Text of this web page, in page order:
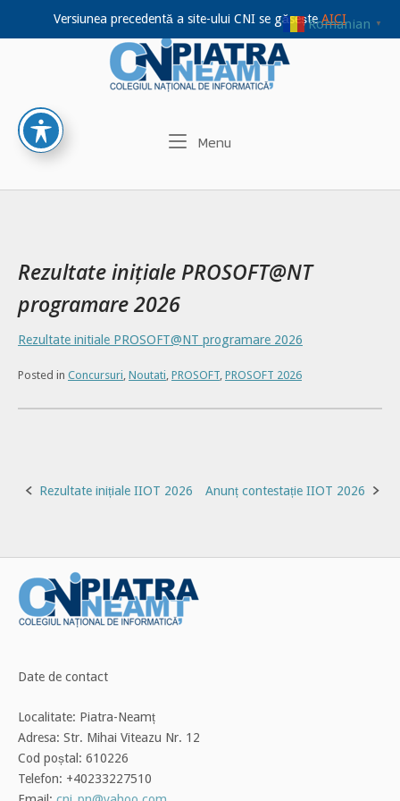
Versiunea precedentă a site-ului CNI se găseșteAICI
Home
Menu
Rezultate inițiale PROSOFT@NT
programare 2026
Rezultate initiale PROSOFT@NT programare 2026
Posted in Concursuri, Noutati, PROSOFT, PROSOFT 2026
Post
Rezultate inițiale IIOT 2026 Anunț contestație IIOT 2026
Date de contact
Localitate: Piatra-Neamț
Adresa: Str. Mihai Viteazu Nr. 12
Cod poștal: 610226
Telefon: +40233227510
Romanian ▼